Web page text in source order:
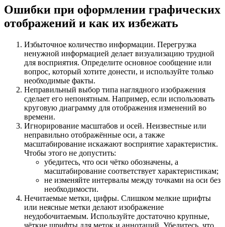
Ошибки при оформлении графических
отображений и как их избежать
Избыточное количество информации. Перегрузка
ненужной информацией делает визуализацию трудной
для восприятия. Определите основное сообщение или
вопрос, который хотите донести, и используйте только
необходимые факты.
Неправильный выбор типа наглядного изображения
сделает его непонятным. Например, если использовать
круговую диаграмму для отображения изменений во
времени.
Игнорирование масштабов и осей. Неизвестные или
неправильно отображённые оси, а также
масштабирование искажают восприятие характеристик.
Чтобы этого не допустить:
убедитесь, что оси чётко обозначены, а
масштабирование соответствует характеристикам;
не изменяйте интервалы между точками на оси без
необходимости.
Нечитаемые метки, цифры. Слишком мелкие шрифты
или неясные метки делают изображение
неудобочитаемым. Используйте достаточно крупные,
чёткие шрифты для меток и аннотаций. Убедитесь, что